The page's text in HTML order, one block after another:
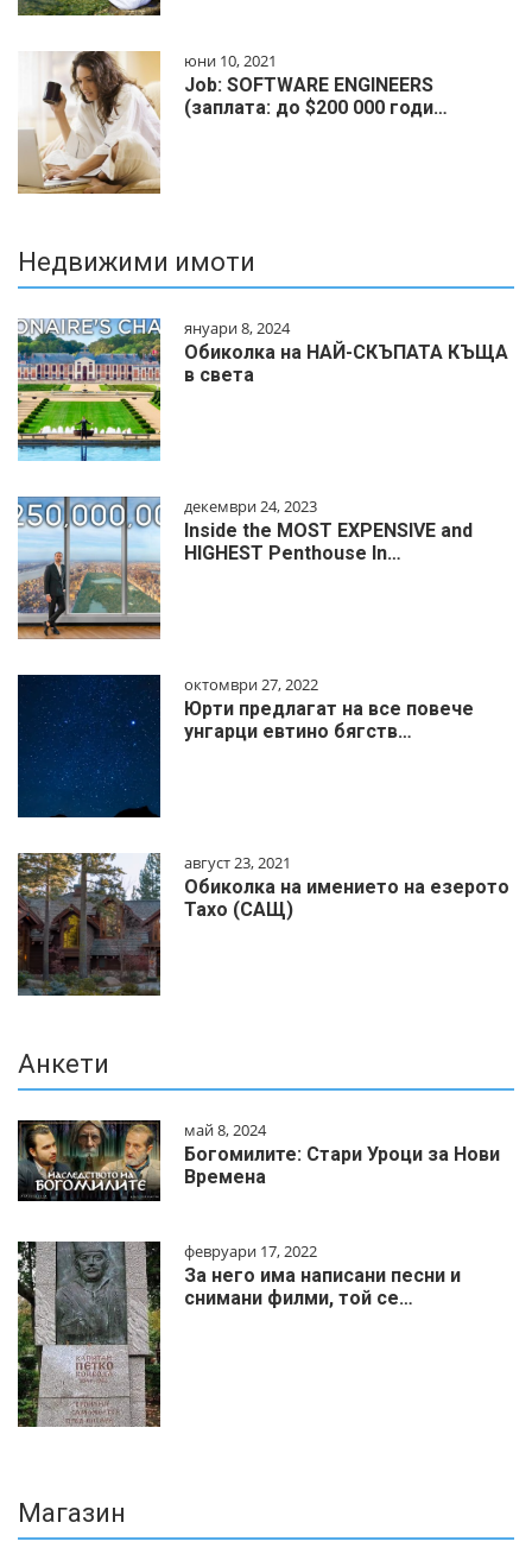
юни 10, 2021
Job: SOFTWARE ENGINEERS
(заплата: до $200 000 годи…
Недвижими имоти
януари 8, 2024
Обиколка на НАЙ-СКЪПАТА КЪЩА
в света
декември 24, 2023
Inside the MOST EXPENSIVE and
HIGHEST Penthouse In…
октомври 27, 2022
Юрти предлагат на все повече
унгарци евтино бягств…
август 23, 2021
Обиколка на имението на езерото
Тахо (САЩ)
Анкети
май 8, 2024
Богомилите: Стари Уроци за Нови
Времена
февруари 17, 2022
За него има написани песни и
снимани филми, той се…
Магазин